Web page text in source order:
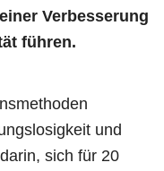
Verbesserung
führen.
und
sich für 20